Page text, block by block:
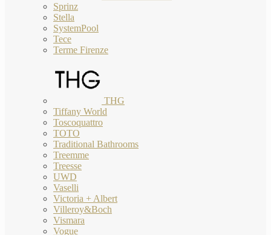
Sprinz
Stella
SystemPool
Tece
Terme Firenze
THG
Tiffany World
Toscoquattro
TOTO
Traditional Bathrooms
Treemme
Treesse
UWD
Vaselli
Victoria + Albert
Villeroy&Boch
Vismara
Vogue